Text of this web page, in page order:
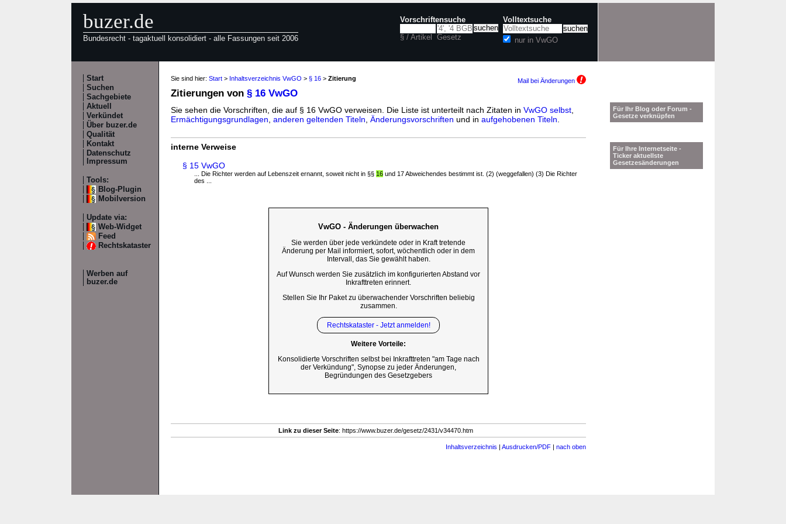
buzer.de
Bundesrecht - tagaktuell konsolidiert - alle Fassungen seit 2006
Vorschriftensuche
§ / Artikel Gesetz
Volltextsuche
nur in VwGO
Start
Suchen
Sachgebiete
Aktuell
Verkündet
Über buzer.de
Qualität
Kontakt
Datenschutz
Impressum
Tools:
Blog-Plugin
Mobilversion
Update via:
Web-Widget
Feed
Rechtskataster
Werben auf
buzer.de
Sie sind hier: Start > Inhaltsverzeichnis VwGO > § 16 > Zitierung Mail bei Änderungen
Zitierungen von § 16 VwGO
Sie sehen die Vorschriften, die auf § 16 VwGO verweisen. Die Liste ist unterteilt nach Zitaten in VwGO selbst
Ermächtigungsgrundlagen anderen geltenden Titeln Änderungsvorschriften und in aufgehobenen Titeln
interne Verweise
§ 15 VwGO
... Die Richter werden auf Lebenszeit ernannt, soweit nicht in §§ 16 und 17 Abweichendes bestimmt ist. (2) (weggefallen) (3) Die Richter
des ...
VwGO - Änderungen überwachen
Sie werden über jede verkündete oder in Kraft tretende
Änderung per Mail informiert, sofort, wöchentlich oder in dem
Intervall, das Sie gewählt haben.
Auf Wunsch werden Sie zusätzlich im konfigurierten Abstand vor
Inkrafttreten erinnert.
Stellen Sie Ihr Paket zu überwachender Vorschriften beliebig
zusammen.
Rechtskataster - Jetzt anmelden!
Weitere Vorteile:
Konsolidierte Vorschriften selbst bei Inkrafttreten "am Tage nach
der Verkündung", Synopse zu jeder Änderungen,
Begründungen des Gesetzgebers
Link zu dieser Seite: https://www.buzer.de/gesetz/2431/v34470.htm
Inhaltsverzeichnis | Ausdrucken/PDF | nach oben
Für Ihr Blog oder Forum -
Gesetze verknüpfen
Für Ihre Internetseite -
Ticker aktuellste
Gesetzesänderungen